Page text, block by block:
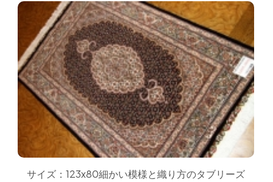
サイズ：123x80細かい模様と織り方のタブリーズ